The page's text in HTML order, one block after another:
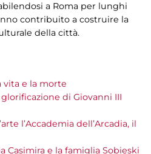
a Roma per lunghi
contribuito a costruire la
della città.
vita e la morte
di Giovanni III
l’Accademia dell’Arcadia, il
Casimira e la famiglia Sobieski